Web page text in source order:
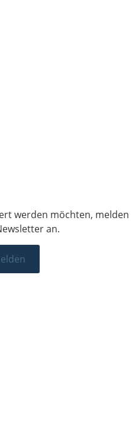
werden möchten, melden
an.